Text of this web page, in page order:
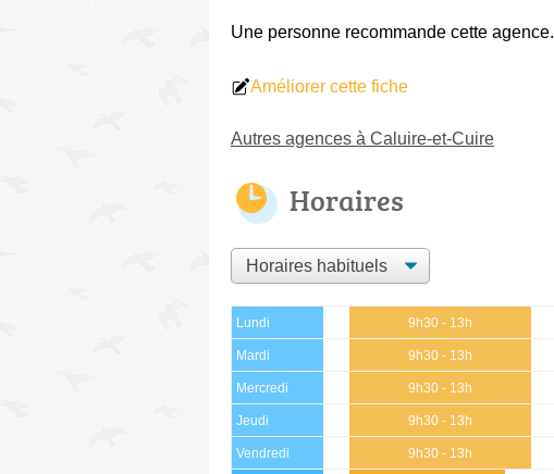
Une personne recommande cette agence.
Améliorer cette fiche
Autres agences à Caluire-et-Cuire
Horaires
Lundi 9h30 - 13h
Mardi 9h30 - 13h
Mercredi 9h30 - 13h
Jeudi 9h30 - 13h
Vendredi 9h30 - 13h